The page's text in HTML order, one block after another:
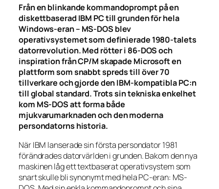
Från en blinkande kommandoprompt på en
diskettbaserad IBM PC till grunden för hela
Windows-eran – MS-DOS blev
operativsystemet som definierade 1980-talets
datorrevolution. Med rötter i 86-DOS och
inspiration från CP/M skapade Microsoft en
plattform som snabbt spreds till över 70
tillverkare och gjorde den IBM-kompatibla PC:n
till global standard. Trots sin tekniska enkelhet
kom MS-DOS att forma både
mjukvarumarknaden och den moderna
persondatorns historia.
När IBM lanserade sin första persondator 1981
förändrades datorvärlden i grunden. Bakom den nya
maskinen låg ett textbaserat operativsystem som
snart skulle bli synonymt med hela PC-eran: MS-